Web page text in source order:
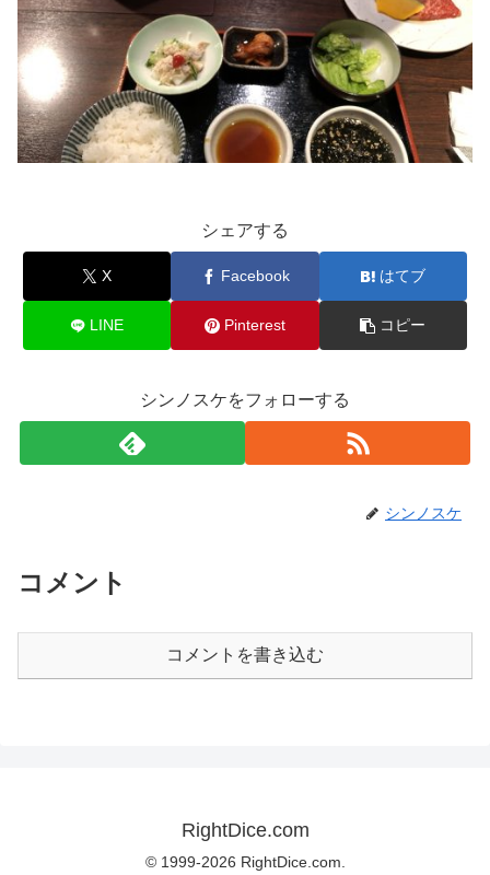
シェアする
X Facebook はてブ
LINE Pinterest コピー
シンノスケをフォローする
シンノスケ
コメント
コメントを書き込む
RightDice.com
© 1999-2026 RightDice.com.